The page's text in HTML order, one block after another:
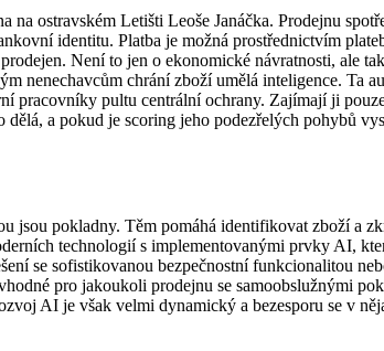
na ostravském Letišti Leoše Janáčka. Prodejnu
identitu. Platba je možná prostřednictvím
Není to jen o ekonomické návratnosti,
nenechavcům chrání zboží umělá inteligence. Ta
pultu centrální ochrany. Zajímají ji
a pokud je scoring jeho podezřelých pohybů
jsou pokladny. Těm pomáhá identifikovat zboží a
technologií s implementovanými prvky AI,
se sofistikovanou bezpečnostní funkcionalitou
pro jakoukoli prodejnu se samoobslužnými
AI je však velmi dynamický a bezesporu se v